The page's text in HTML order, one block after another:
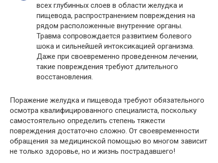
всех глубинных слоев в области желудка и
пищевода, распространением повреждения на
рядом расположенные внутренние органы.
Травма сопровождается развитием болевого
шока и сильнейшей интоксикацией организма.
Даже при своевременно проведенном лечении,
такие повреждения требуют длительного
восстановления.
Поражение желудка и пищевода требуют обязательного
осмотра квалифицированного специалиста, поскольку
самостоятельно определить степень тяжести
повреждения достаточно сложно. От своевременности
обращения за медицинской помощью во многом зависит
не только здоровье, но и жизнь пострадавшего!